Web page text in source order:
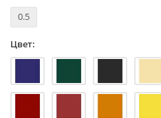
0.5
Цвет: